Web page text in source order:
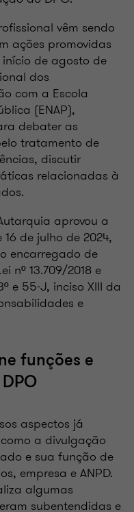
vêm sendo
ações promovidas
início de agosto de
dos
com a Escola
(ENAP),
debater as
tratamento de
discutir
relacionadas à
aprovou a
16 de julho de 2024,
encarregado de
nº 13.709/2018 e
e 55-J, inciso XIII da
e
funções e
aspectos já
a divulgação
e sua função de
empresa e ANPD.
algumas
subentendidas e